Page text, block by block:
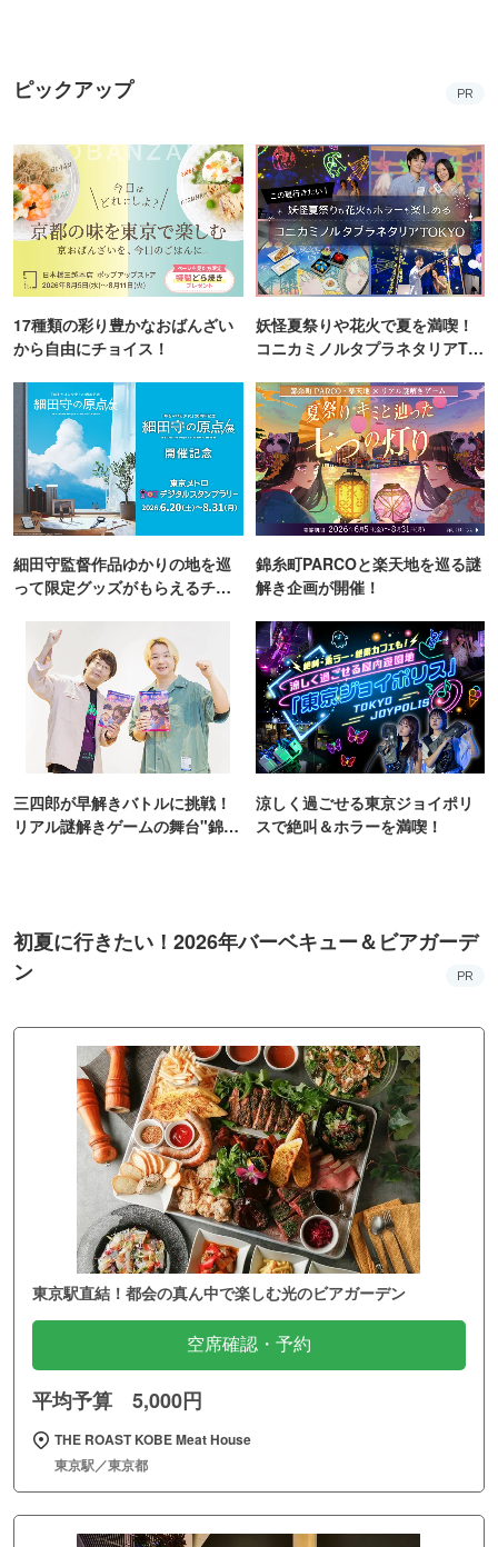
ピックアップ PR
17種類の彩り豊かなおばんざい
から自由にチョイス！
妖怪夏祭りや花火で夏を満喫！
コニカミノルタプラネタリアTO
細田守監督作品ゆかりの地を巡
って限定グッズがもらえるチャ
錦糸町PARCOと楽天地を巡る謎
解き企画が開催！
三四郎が早解きバトルに挑戦！
リアル謎解きゲームの舞台"錦糸
涼しく過ごせる東京ジョイポリ
スで絶叫＆ホラーを満喫！
初夏に行きたい！2026年バーベキュー＆ビアガーデ
ン
PR
東京駅直結！都会の真ん中で楽しむ光のビアガーデン
空席確認・予約
平均予算 5,000円
THE ROAST KOBE Meat House
東京駅／東京都